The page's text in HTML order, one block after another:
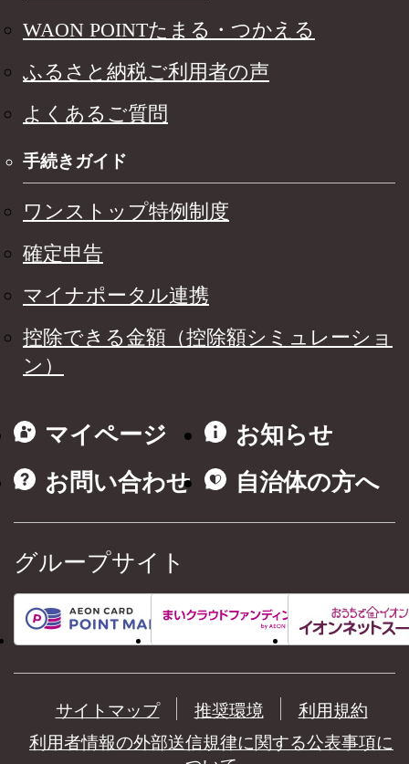
WAON POINTたまる・つかえる
ふるさと納税ご利用者の声
よくあるご質問
手続きガイド
ワンストップ特例制度
確定申告
マイナポータル連携
控除できる金額（控除額シミュレーショ
ン）
マイページ
お知らせ
お問い合わせ
自治体の方へ
グループサイト
サイトマップ 推奨環境
利用規約
利用者情報の外部送信規律に関する公表事項に